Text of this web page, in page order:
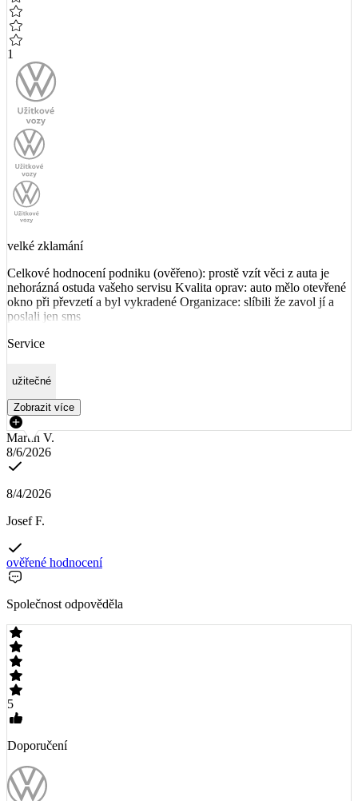
1
velké zklamání
Celkové hodnocení podniku (ověřeno): prostě vzít věci z auta je
nehorázná ostuda vašeho servisu Kvalita oprav: auto mělo otevřené
okno při převzetí a byl vykradené Organizace: slíbili že zavol jí a
poslali jen sms
Service
užitečné
Zobrazit více
Martin V.
8/6/2026
8/4/2026
Josef F.
ověřené hodnocení
Společnost odpověděla
5
Doporučení